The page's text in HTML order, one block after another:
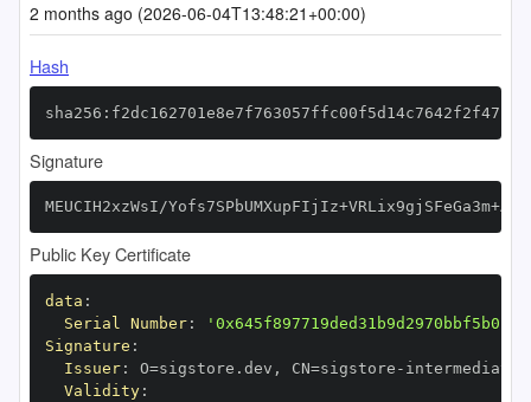
2 months ago (2026-06-04T13:48:21+00:00)
Hash
Signature
MEUCIH2xzWsI/
Public Key Certificate
data :
Serial Number:
Signature :
Issuer: O=sigstore.dev , CN=sigstore -
Validity: